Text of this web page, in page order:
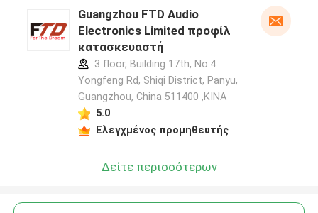
Guangzhou FTD Audio
Electronics Limited προφίλ
κατασκευαστή
3 floor, Building 17th, No.4
Yongfeng Rd, Shiqi District, Panyu,
Guangzhou, China 511400 ,ΚΙΝΑ
5.0
Ελεγχμένος προμηθευτής
Δείτε περισσότερων